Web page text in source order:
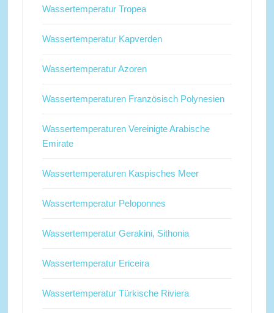
Wassertemperatur Tropea
Wassertemperatur Kapverden
Wassertemperatur Azoren
Wassertemperaturen Französisch Polynesien
Wassertemperaturen Vereinigte Arabische
Emirate
Wassertemperaturen Kaspisches Meer
Wassertemperatur Peloponnes
Wassertemperatur Gerakini, Sithonia
Wassertemperatur Ericeira
Wassertemperatur Türkische Riviera